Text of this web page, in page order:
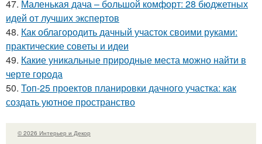
47. Маленькая дача – большой комфорт: 28 бюджетных
идей от лучших экспертов
48. Как облагородить дачный участок своими руками:
практические советы и идеи
49. Какие уникальные природные места можно найти в
черте города
50. Топ-25 проектов планировки дачного участка: как
создать уютное пространство
© 2026 Интерьер и Декор